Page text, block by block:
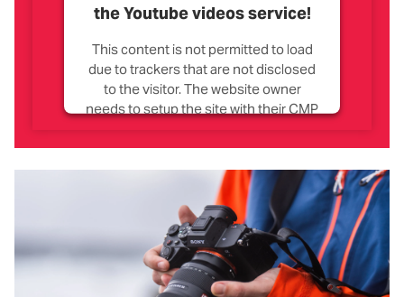
the Youtube videos service!
This content is not permitted to load
due to trackers that are not disclosed
to the visitor. The website owner
needs to setup the site with their CMP
technologies used.
Usercentrics Consent
Management Platform